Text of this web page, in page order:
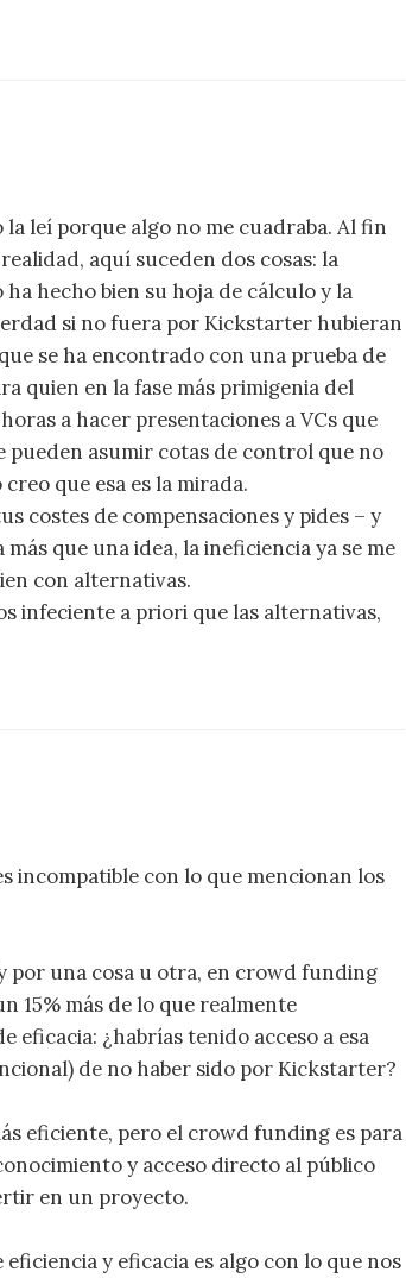
leí porque algo no me cuadraba. Al fin
aquí suceden dos cosas: la
hecho bien su hoja de cálculo y la
si no fuera por Kickstarter hubieran
se ha encontrado con una prueba de
quien en la fase más primigenia del
a hacer presentaciones a VCs que
pueden asumir cotas de control que no
que esa es la mirada.
costes de compensaciones y pides – y
que una idea, la ineficiencia ya se me
con alternativas.
infeciente a priori que las alternativas,
incompatible con lo que mencionan los
por una cosa u otra, en crowd funding
15% más de lo que realmente
eficacia: ¿habrías tenido acceso a esa
de no haber sido por Kickstarter?
eficiente, pero el crowd funding es para
y acceso directo al público
en un proyecto.
y eficacia es algo con lo que nos